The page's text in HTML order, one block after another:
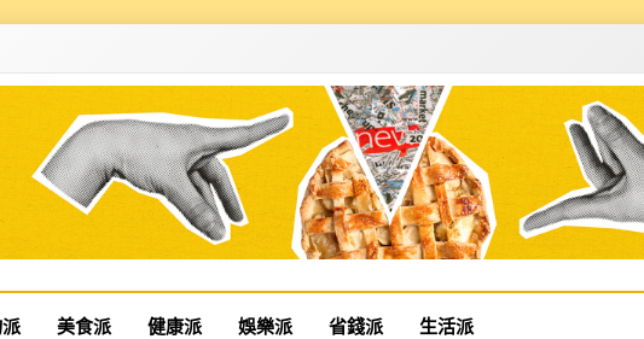
美食派 健康派 娛樂派 省錢派 生活派